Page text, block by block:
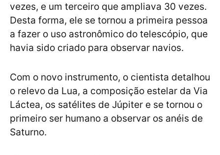
vezes, e um terceiro que ampliava 30 vezes.
Desta forma, ele se tornou a primeira pessoa
a fazer o uso astronômico do telescópio, que
havia sido criado para observar navios.
Com o novo instrumento, o cientista detalhou
o relevo da Lua, a composição estelar da Via
Láctea, os satélites de Júpiter e se tornou o
primeiro ser humano a observar os anéis de
Saturno.